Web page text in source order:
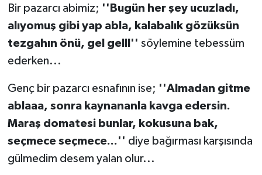
Bir pazarcı abimiz; ''Bugün her şey ucuzladı,
alıyomuş gibi yap abla, kalabalık gözüksün
tezgahın önü, gel gelll'' söylemine tebessüm
ederken...
Genç bir pazarcı esnafının ise; ''Almadan gitme
ablaaa, sonra kaynananla kavga edersin.
Maraş domatesi bunlar, kokusuna bak,
seçmece seçmece...'' diye bağırması karşısında
gülmedim desem yalan olur...